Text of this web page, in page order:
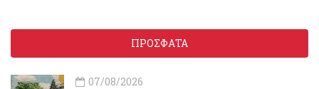
ΠΡΟΣΦΑΤΑ
07/08/2026